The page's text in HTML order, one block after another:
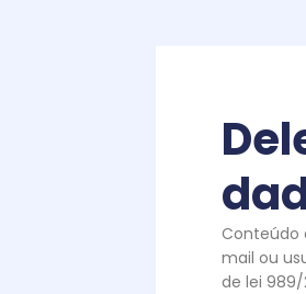
Conteúdo
mail ou
de lei 989/